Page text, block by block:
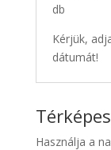
db
Kérjük,
dátumát!
Használja a